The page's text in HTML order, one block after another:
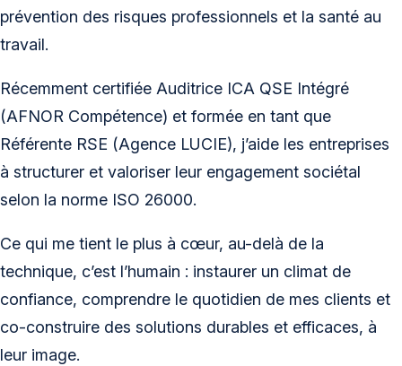
prévention des risques professionnels et la santé au
travail.
Récemment certifiée Auditrice ICA QSE Intégré
(AFNOR Compétence) et formée en tant que
Référente RSE (Agence LUCIE), j’aide les entreprises
à structurer et valoriser leur engagement sociétal
selon la norme ISO 26000.
Ce qui me tient le plus à cœur, au-delà de la
technique, c’est l’humain : instaurer un climat de
confiance, comprendre le quotidien de mes clients et
co-construire des solutions durables et efficaces, à
leur image.